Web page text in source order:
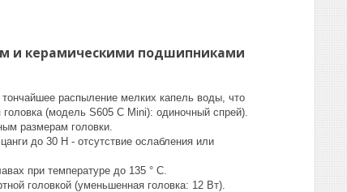
и керамическими подшипниками
распыление мелких капель воды, что
(модель S605 C Mini): одиночный спрей).
размерам головки.
до 30 Н - отсутствие ослабления или
при температуре до 135 ° C.
головкой (уменьшенная головка: 12 Вт).